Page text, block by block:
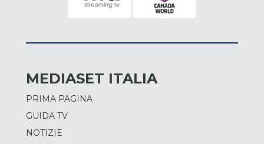
MEDIASET ITALIA
PRIMA PAGINA
GUIDA TV
NOTIZIE